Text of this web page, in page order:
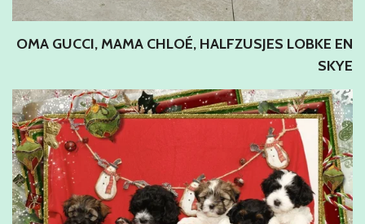
OMA GUCCI, MAMA CHLOÉ, HALFZUSJES LOBKE EN
SKYE